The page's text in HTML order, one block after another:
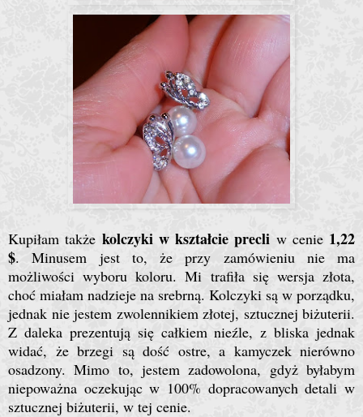
Kupiłam także kolczyki w kształcie precli w cenie 1,22
$. Minusem jest to, że przy zamówieniu nie ma
możliwości wyboru koloru. Mi trafiła się wersja złota,
choć miałam nadzieje na srebrną. Kolczyki są w porządku,
jednak nie jestem zwolennikiem złotej, sztucznej biżuterii.
Z daleka prezentują się całkiem nieźle, z bliska jednak
widać, że brzegi są dość ostre, a kamyczek nierówno
osadzony. Mimo to, jestem zadowolona, gdyż byłabym
niepoważna oczekując w 100% dopracowanych detali w
sztucznej biżuterii, w tej cenie.